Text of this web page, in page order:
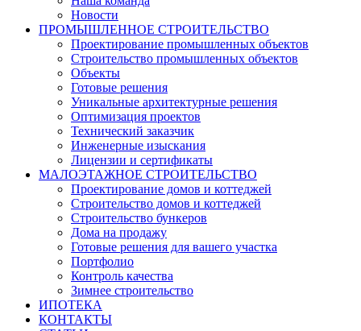
Новости
ПРОМЫШЛЕННОЕ СТРОИТЕЛЬСТВО
Проектирование промышленных объектов
Строительство промышленных объектов
Объекты
Готовые решения
Уникальные архитектурные решения
Оптимизация проектов
Технический заказчик
Инженерные изыскания
Лицензии и сертификаты
МАЛОЭТАЖНОЕ СТРОИТЕЛЬСТВО
Проектирование домов и коттеджей
Строительство домов и коттеджей
Строительство бункеров
Дома на продажу
Готовые решения для вашего участка
Портфолио
Контроль качества
Зимнее строительство
ИПОТЕКА
КОНТАКТЫ